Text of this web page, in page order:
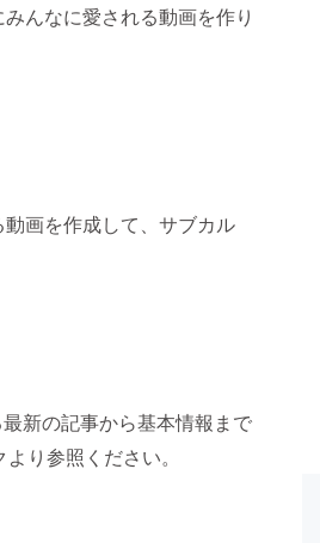
んなに愛される動画を作り
画を作成して、サブカル
新の記事から基本情報まで
り参照ください。